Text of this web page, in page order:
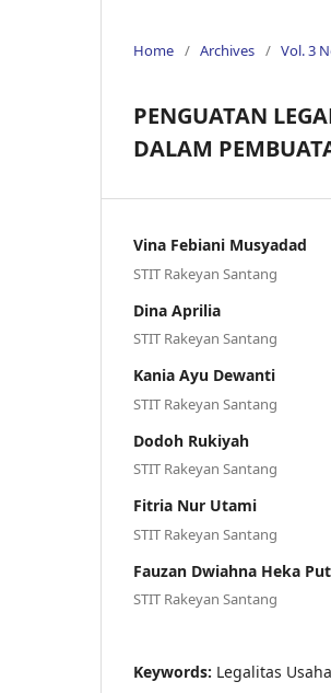
Home / Archives / Vol. 3
PENGUATAN
DALAM
Vina Febiani Musyadad
STIT Rakeyan Santang
Dina Aprilia
STIT Rakeyan Santang
Kania Ayu Dewanti
STIT Rakeyan Santang
Dodoh Rukiyah
STIT Rakeyan Santang
Fitria Nur Utami
STIT Rakeyan Santang
Fauzan Dwiahna Heka
STIT Rakeyan Santang
Keywords: Legalitas